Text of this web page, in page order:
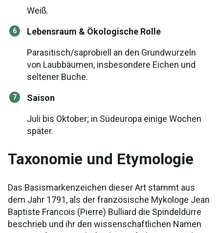
Weiß.
Lebensraum & Ökologische Rolle
Parasitisch/saprobiell an den Grundwurzeln
von Laubbäumen, insbesondere Eichen und
seltener Buche.
Saison
Juli bis Oktober; in Südeuropa einige Wochen
später.
Taxonomie und Etymologie
Das Basismarkenzeichen dieser Art stammt aus
dem Jahr 1791, als der französische Mykologe Jean
Baptiste Francois (Pierre) Bulliard die Spindeldürre
beschrieb und ihr den wissenschaftlichen Namen